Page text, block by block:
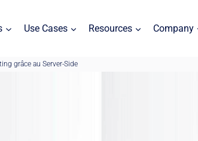
Use Cases Resources Company
grâce au Server-Side